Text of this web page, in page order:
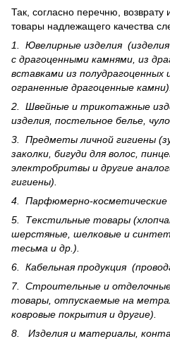
Так, согласно перечню,
товары надлежащего качества
1. Ювелирные изделия
с драгоценными камнями, из
вставками из полудрагоценных
ограненные драгоценные камни).
2. Швейные и трикотажные
изделия, постельное белье,
3. Предметы личной гигиены
заколки, бигуди для волос,
электробритвы и другие
гигиены).
4. Парфюмерно-косметические
5. Текстильные товары
шерс­тя­ные, шелковые и
тесьма и др.).
6. Кабельная продукция
7. Строительные и
товары, отпускаемые на
ковровые покрытия и другие).
8. Изделия и материалы,